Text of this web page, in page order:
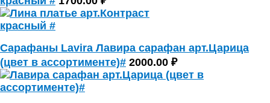
Сарафаны Lavira Лавира сарафан арт.Царица
(цвет в ассортименте)# 2000.00 ₽